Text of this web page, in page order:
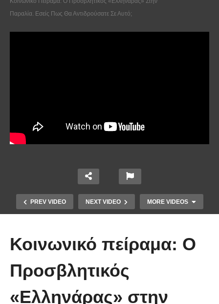
Παραλία. Εσείς Πως Θα Αντιδρούσατε Σε Αυτό;
PREV VIDEO NEXT VIDEO MORE VIDEOS
Απολαυστικοί Μέριλ Στριπ και Τομ
Κοινωνικό πείραμα: Ο
Προσβλητικός
«Ελληνάρας» στην